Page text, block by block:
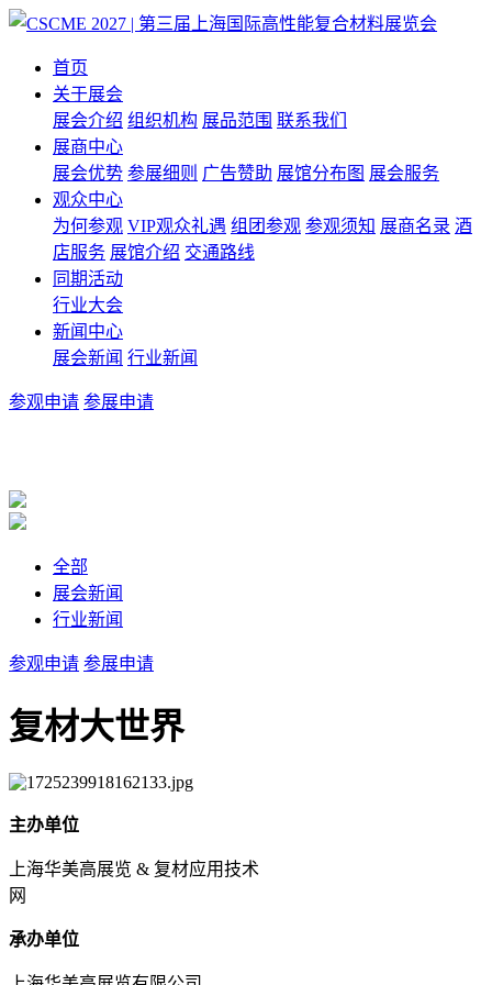
首页
关于展会
展会介绍 组织机构 展品范围 联系我们
展商中心
展会优势 参展细则 广告赞助 展馆分布图 展会服务
观众中心
为何参观 VIP观众礼遇 组团参观 参观须知 展商名录 酒
店服务 展馆介绍 交通路线
同期活动
行业大会
新闻中心
展会新闻 行业新闻
参观申请 参展申请
全部
展会新闻
行业新闻
参观申请 参展申请
复材大世界
主办单位
上海华美高展览 & 复材应用技术
网
承办单位